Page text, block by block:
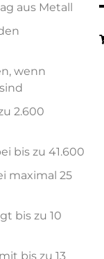
aus Metall
wenn
2.600
bis zu 41.600
maximal 25
bis zu 10
bis zu 13